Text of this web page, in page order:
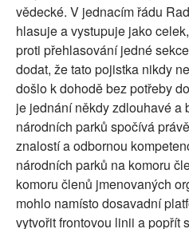
vědecké. V jednacím řádu
hlasuje a vystupuje jako
proti přehlasování jedné
dodat, že tato pojistka nikdy
došlo k dohodě bez potřeby
je jednání někdy zdlouhavé a
národních parků spočívá
znalostí a odbornou
národních parků na komoru
komoru členů jmenovaných
mohlo namísto dosavadní
vytvořit frontovou linii a popřít